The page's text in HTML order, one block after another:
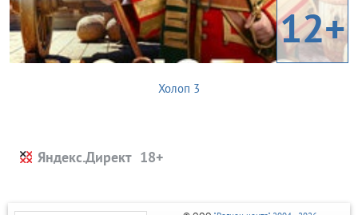
12+
Холоп 3
Яндекс.Директ